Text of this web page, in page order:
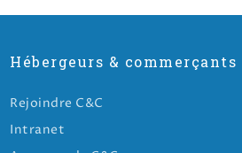
Hébergeurs & commerçants
Rejoindre C&C
Intranet